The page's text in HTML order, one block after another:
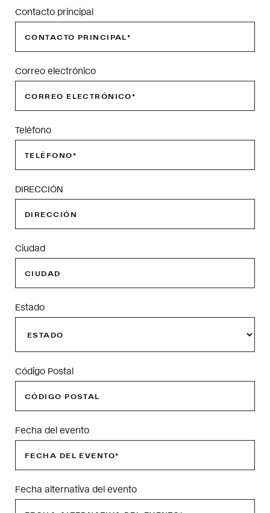
Contacto principal
Correo electrónico
Teléfono
DIRECCIÓN
Ciudad
Estado
Código Postal
Fecha del evento
Fecha alternativa del evento